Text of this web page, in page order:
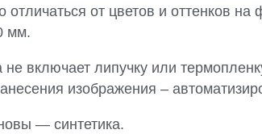
отличаться от цветов и оттенков на
мм.
не включает липучку или
изображения –
— синтетика.